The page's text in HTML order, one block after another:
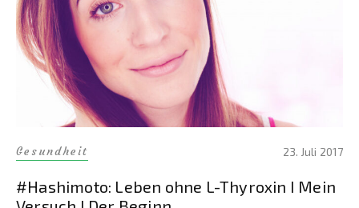
Gesundheit 23. Juli 2017
#Hashimoto: Leben ohne L-Thyroxin I Mein